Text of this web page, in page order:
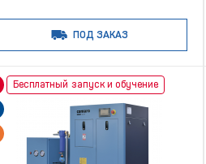
ПОД ЗАКАЗ
Бесплатный запуск и обучение